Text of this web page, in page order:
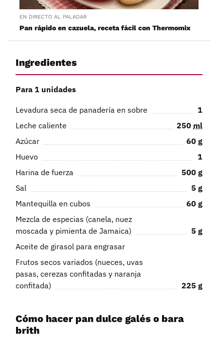
EN DIRECTO AL PALADAR
Pan rápido en cazuela, receta fácil con Thermomix
Ingredientes
Para 1 unidades
Levadura seca de panadería en sobre
1
Leche caliente
250 ml
Azúcar
60 g
Huevo
1
Harina de fuerza
500 g
Sal
5 g
Mantequilla en cubos
60 g
Mezcla de especias (canela, nuez
moscada y pimienta de Jamaica)
5 g
Aceite de girasol para engrasar
Frutos secos variados (nueces, uvas
pasas, cerezas confitadas y naranja
confitada)
225 g
Cómo hacer pan dulce galés o bara
brith